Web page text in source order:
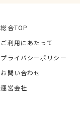
総合TOP
ご利用にあたって
プライバシーポリシー
お問い合わせ
運営会社